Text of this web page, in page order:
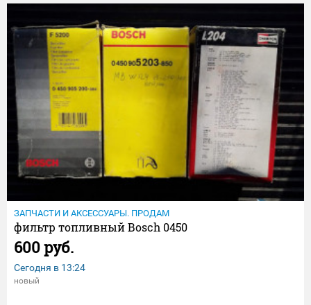
ЗАПЧАСТИ И АКСЕССУАРЫ. ПРОДАМ
фильтр топливный Bosch 0450
600 руб.
Сегодня в 13:24
новый